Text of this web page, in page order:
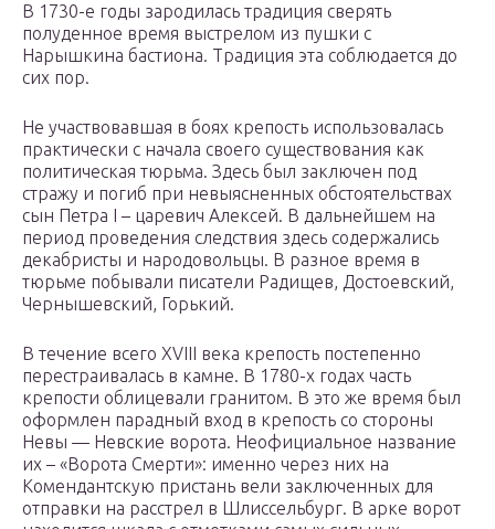
В 1730-е годы зародилась традиция сверять
полуденное время выстрелом из пушки с
Нарышкина бастиона. Традиция эта соблюдается до
сих пор.
Не участвовавшая в боях крепость использовалась
практически с начала своего существования как
политическая тюрьма. Здесь был заключен под
стражу и погиб при невыясненных обстоятельствах
сын Петра I – царевич Алексей. В дальнейшем на
период проведения следствия здесь содержались
декабристы и народовольцы. В разное время в
тюрьме побывали писатели Радищев, Достоевский,
Чернышевский, Горький.
В течение всего XVIII века крепость постепенно
перестраивалась в камне. В 1780-х годах часть
крепости облицевали гранитом. В это же время был
оформлен парадный вход в крепость со стороны
Невы — Невские ворота. Неофициальное название
их – «Ворота Смерти»: именно через них на
Комендантскую пристань вели заключенных для
отправки на расстрел в Шлиссельбург. В арке ворот